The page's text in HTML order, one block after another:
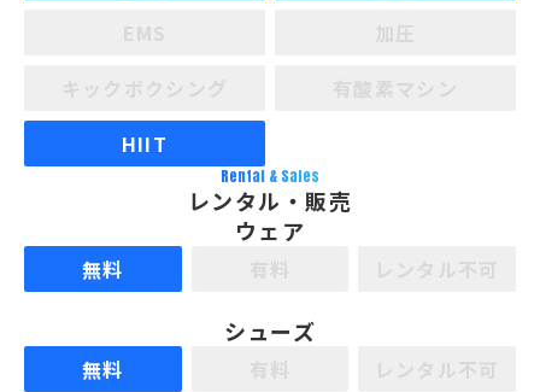
HIIT
Rental & Sales
レンタル・販売
ウェア
無料
シューズ
無料